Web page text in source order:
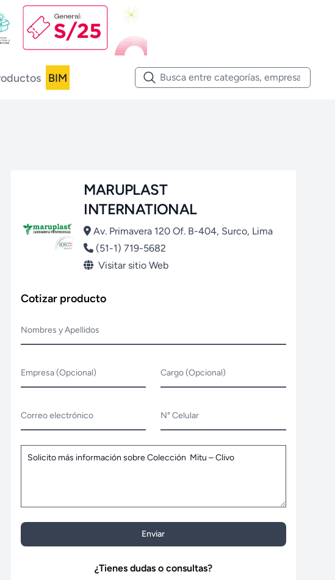
BIM
MARUPLAST
INTERNATIONAL
Av. Primavera 120 Of. B-404, Surco, Lima
(51-1) 719-5682
Visitar sitio Web
Cotizar producto
Nombres y Apellidos
Empresa (Opcional) Cargo (Opcional)
Correo electrónico N° Celular
Enviar
¿Tienes dudas o consultas?